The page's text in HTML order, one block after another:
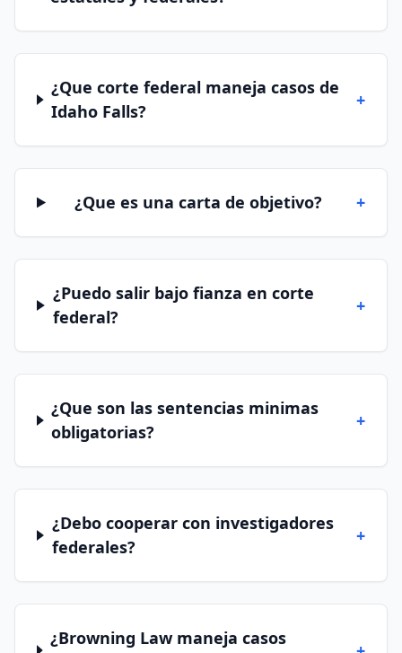
¿Que corte federal maneja casos de
Idaho Falls?
+
¿Que es una carta de objetivo? +
¿Puedo salir bajo fianza en corte
federal?
+
¿Que son las sentencias minimas
obligatorias?
+
¿Debo cooperar con investigadores
federales?
+
¿Browning Law maneja casos